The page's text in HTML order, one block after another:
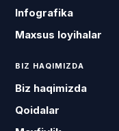
Infografika
Maxsus loyihalar
BIZ HAQIMIZDA
Biz haqimizda
Qoidalar